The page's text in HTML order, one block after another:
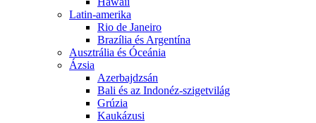
Latin-amerika
Rio de Janeiro
Brazília és Argentína
Ausztrália és Óceánia
Ázsia
Azerbajdzsán
Bali és az Indonéz-szigetvilág
Grúzia
Kaukázusi